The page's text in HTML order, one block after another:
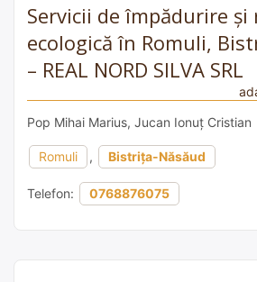
Servicii de împădurire
ecologică în Romuli,
– REAL NORD SILVA SRL
Pop Mihai Marius, Jucan Ionuț Cristian
Romuli , Bistrița-Năsăud
Telefon: 0768876075